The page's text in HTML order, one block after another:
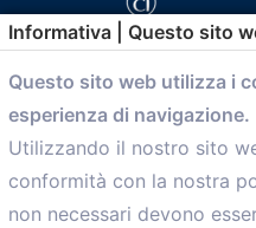
Menù
Informativa | Questo sito
Questo sito web utilizza i
esperienza di navigazione.
Utilizzando il nostro sito
conformità con la nostra
non necessari devono